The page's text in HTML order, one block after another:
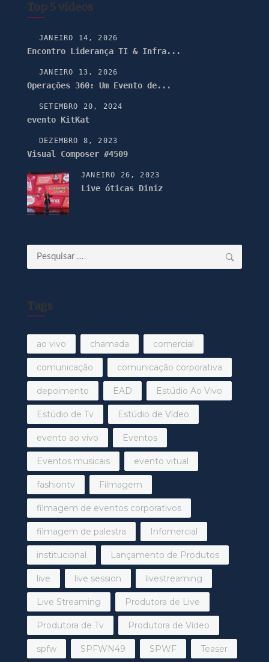
Top 5 vídeos
JANEIRO 14, 2026
Encontro Liderança TI & Infra...
JANEIRO 13, 2026
Operações 360: Um Evento de...
SETEMBRO 20, 2024
evento KitKat
DEZEMBRO 8, 2023
Visual Composer #4509
JANEIRO 26, 2023
Live óticas Diniz
Pesquisar
por:
Tags
ao vivo chamada comercial
comunicação comunicação corporativa
depoimento EAD Estúdio Ao Vivo
Estúdio de Tv Estúdio de Vídeo
evento ao vivo Eventos
Eventos musicais evento vitual
fashiontv Filmagem
filmagem de eventos corporativos
filmagem de palestra Infomercial
institucional Lançamento de Produtos
live live session livestreaming
Live Streaming Produtora de Live
Produtora de Tv Produtora de Vídeo
spfw SPFWN49 SPWF Teaser